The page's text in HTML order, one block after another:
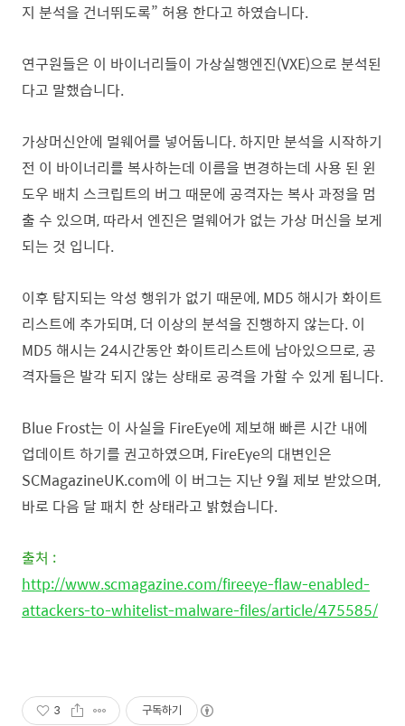
지 분석을 건너뛰도록” 허용 한다고 하였습니다.
연구원들은 이 바이너리들이 가상실행엔진(VXE)으로 분석된
다고 말했습니다.
가상머신안에 멀웨어를 넣어둡니다. 하지만 분석을 시작하기
전 이 바이너리를 복사하는데 이름을 변경하는데 사용 된 윈
도우 배치 스크립트의 버그 때문에 공격자는 복사 과정을 멈
출 수 있으며, 따라서 엔진은 멀웨어가 없는 가상 머신을 보게
되는 것 입니다.
이후 탐지되는 악성 행위가 없기 때문에, MD5 해시가 화이트
리스트에 추가되며, 더 이상의 분석을 진행하지 않는다. 이
MD5 해시는 24시간동안 화이트리스트에 남아있으므로, 공
격자들은 발각 되지 않는 상태로 공격을 가할 수 있게 됩니다.
Blue Frost는 이 사실을 FireEye에 제보해 빠른 시간 내에
업데이트 하기를 권고하였으며, FireEye의 대변인은
SCMagazineUK.com에 이 버그는 지난 9월 제보 받았으며,
바로 다음 달 패치 한 상태라고 밝혔습니다.
출처 :
http://www.scmagazine.com/fireeye-flaw-enabled-
attackers-to-whitelist-malware-files/article/475585/
3 구독하기